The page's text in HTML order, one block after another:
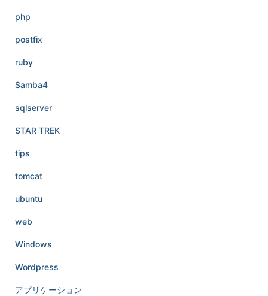
php
postfix
ruby
Samba4
sqlserver
STAR TREK
tips
tomcat
ubuntu
web
Windows
Wordpress
アプリケーション